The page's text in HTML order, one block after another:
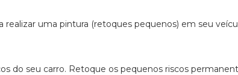
realizar uma pintura (retoques pequenos) em seu
do seu carro. Retoque os pequenos riscos